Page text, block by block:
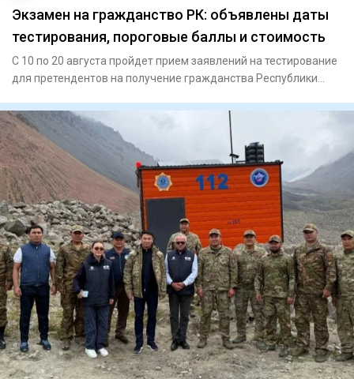
Экзамен на гражданство РК: объявлены даты
тестирования, пороговые баллы и стоимость
С 10 по 20 августа пройдет прием заявлений на тестирование
для претендентов на получение гражданства Республики